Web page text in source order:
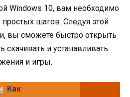
Windows 10, вам необходимо
шагов. Следуя этой
вы сможете быстро открыть
скачивать и устанавливать
и игры.
Как